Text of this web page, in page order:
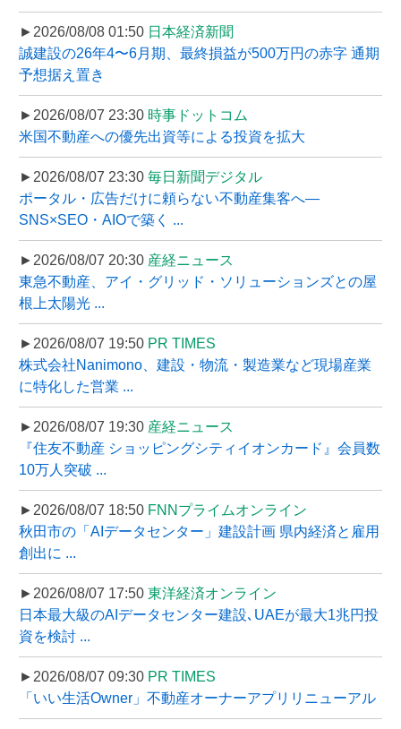
►2026/08/08 01:50 日本経済新聞
誠建設の26年4〜6月期、最終損益が500万円の赤字 通期
予想据え置き
►2026/08/07 23:30 時事ドットコム
米国不動産への優先出資等による投資を拡大
►2026/08/07 23:30 毎日新聞デジタル
ポータル・広告だけに頼らない不動産集客へ―
SNS×SEO・AIOで築く ...
►2026/08/07 20:30 産経ニュース
東急不動産、アイ・グリッド・ソリューションズとの屋
根上太陽光 ...
►2026/08/07 19:50 PR TIMES
株式会社Nanimono、建設・物流・製造業など現場産業
に特化した営業 ...
►2026/08/07 19:30 産経ニュース
『住友不動産 ショッピングシティイオンカード』会員数
10万人突破 ...
►2026/08/07 18:50 FNNプライムオンライン
秋田市の「AIデータセンター」建設計画 県内経済と雇用
創出に ...
►2026/08/07 17:50 東洋経済オンライン
日本最大級のAIデータセンター建設､UAEが最大1兆円投
資を検討 ...
►2026/08/07 09:30 PR TIMES
「いい生活Owner」不動産オーナーアプリリニューアル